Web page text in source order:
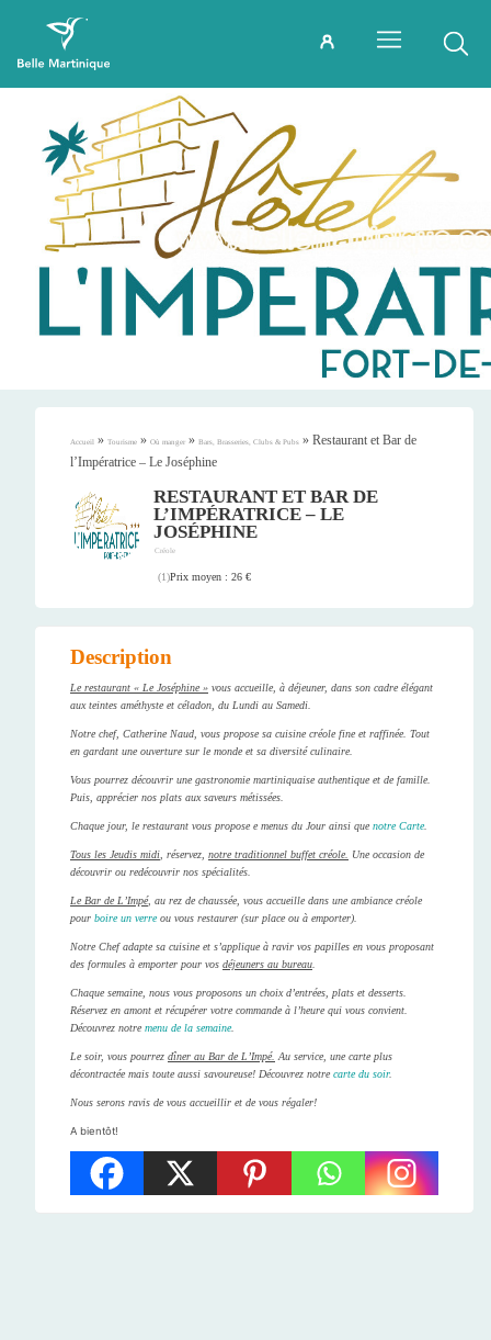
Accueil » Tourisme » Où manger » Bars, Brasseries, Clubs & Pubs » Restaurant et Bar de
l’Impératrice – Le Joséphine
RESTAURANT ET BAR DE
L’IMPÉRATRICE – LE
JOSÉPHINE
Créole
(1)Prix moyen : 26 €
Description
Le restaurant « Le Joséphine » vous accueille, à déjeuner, dans son cadre élégant
aux teintes améthyste et céladon, du Lundi au Samedi.
Notre chef, Catherine Naud, vous propose sa cuisine créole fine et raffinée. Tout
en gardant une ouverture sur le monde et sa diversité culinaire.
Vous pourrez découvrir une gastronomie martiniquaise authentique et de famille.
Puis, apprécier nos plats aux saveurs métissées.
Chaque jour, le restaurant vous propose e menus du Jour ainsi que notre Carte.
Tous les Jeudis midi , réservez, notre traditionnel buffet créole.
Une occasion de
découvrir ou redécouvrir nos spécialités.
Le Bar de L’Impé, au rez de chaussée, vous accueille dans une ambiance créole
pour boire un verreou vous restaurer (sur place ou à emporter).
Notre Chef adapte sa cuisine et s’applique à ravir vos papilles en vous proposant
des formules à emporter pour vos déjeuners au bureau
Chaque semaine, nous vous proposons un choix d’entrées, plats et desserts.
Réservez en amont et récupérer votre commande à l’heure qui vous convient.
Découvrez notre menu de la semaine.
Le soir, vous pourrez dîner au Bar de L’Impé. Au service, une carte plus
décontractée mais toute aussi savoureuse! Découvrez notre carte du soir.
Nous serons ravis de vous accueillir et de vous régaler!
A bientôt!